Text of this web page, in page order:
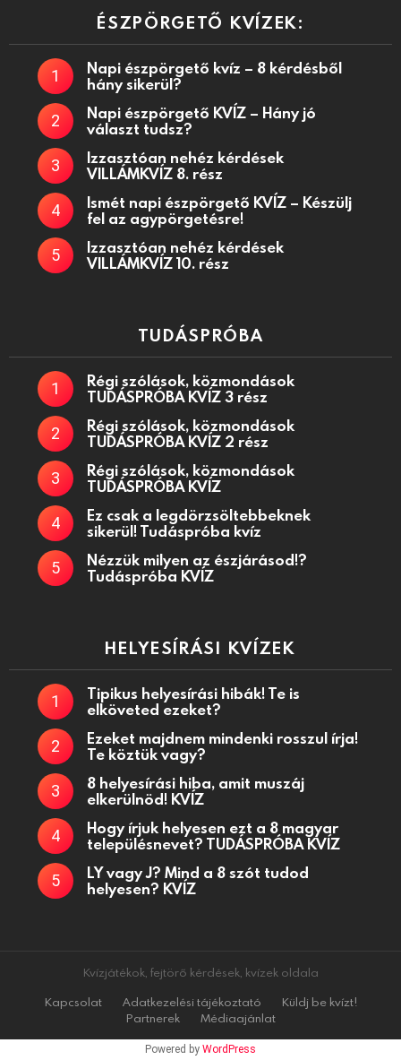
ÉSZPÖRGETŐ KVÍZEK:
Napi észpörgető kvíz – 8 kérdésből
hány sikerül?
Napi észpörgető KVÍZ – Hány jó
választ tudsz?
Izzasztóan nehéz kérdések
VILLÁMKVÍZ 8. rész
Ismét napi észpörgető KVÍZ – Készülj
fel az agypörgetésre!
Izzasztóan nehéz kérdések
VILLÁMKVÍZ 10. rész
TUDÁSPRÓBA
Régi szólások, közmondások
TUDÁSPRÓBA KVÍZ 3 rész
Régi szólások, közmondások
TUDÁSPRÓBA KVÍZ 2 rész
Régi szólások, közmondások
TUDÁSPRÓBA KVÍZ
Ez csak a legdörzsöltebbeknek
sikerül! Tudáspróba kvíz
Nézzük milyen az észjárásod!?
Tudáspróba KVÍZ
HELYESÍRÁSI KVÍZEK
Tipikus helyesírási hibák! Te is
elköveted ezeket?
Ezeket majdnem mindenki rosszul írja!
Te köztük vagy?
8 helyesírási hiba, amit muszáj
elkerülnöd! KVÍZ
Hogy írjuk helyesen ezt a 8 magyar
településnevet? TUDÁSPRÓBA KVÍZ
LY vagy J? Mind a 8 szót tudod
helyesen? KVÍZ
Kvízjátékok, fejtörő kérdések, kvízek oldala
Kapcsolat
Adatkezelési tájékoztató
Küldj be kvízt!
Partnerek
Médiaajánlat
Powered by WordPress